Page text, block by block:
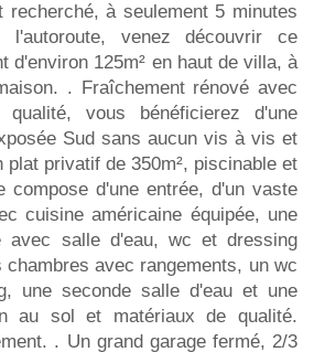
recherché, à seulement 5 minutes
venez découvrir ce
d'environ 125m² en haut de villa, à
. Fraîchement rénové avec
vous bénéficierez d'une
Sud sans aucun vis à vis et
plat privatif de 350m², piscinable et
compose d'une entrée, d'un vaste
cuisine américaine équipée, une
avec salle d'eau, wc et dressing
avec rangements, un wc
une seconde salle d'eau et une
au sol et matériaux de qualité.
. Un grand garage fermé, 2/3